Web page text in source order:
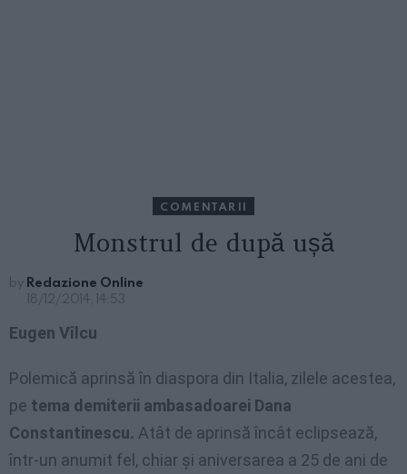
COMENTARII
Monstrul de după ușă
by Redazione Online
18/12/2014, 14:53
Eugen Vîlcu
Polemică aprinsă în diaspora din Italia, zilele acestea,
pe tema demiterii ambasadoarei Dana
Constantinescu. Atât de aprinsă încât eclipsează,
într-un anumit fel, chiar și aniversarea a 25 de ani de